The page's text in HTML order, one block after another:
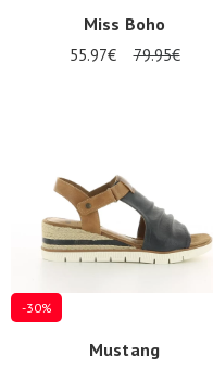
Miss Boho
55.97€ 79.95€
-30%
Mustang